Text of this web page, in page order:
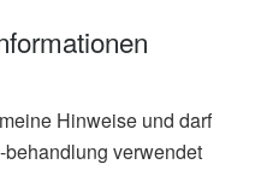
Hinweise und darf
verwendet